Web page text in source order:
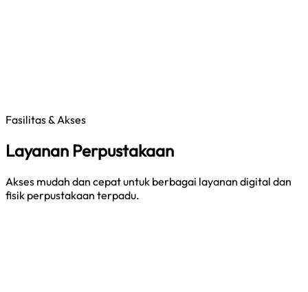
Fasilitas & Akses
Layanan Perpustakaan
Akses mudah dan cepat untuk berbagai layanan digital dan
fisik perpustakaan terpadu.